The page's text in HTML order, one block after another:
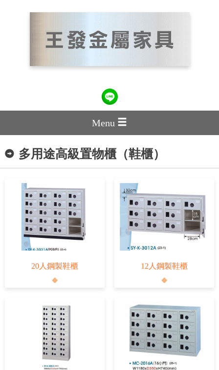
Menu
多用途高級置物櫃（鞋櫃）
20人鋼製鞋櫃 12人鋼製鞋櫃